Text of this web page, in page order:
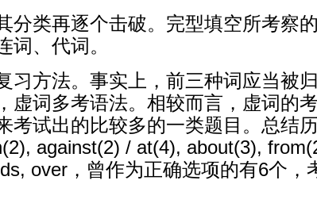
分类再逐个击破。完型填空所考察
、代词。
习方法。事实上，前三种词应当被
虚词多考语法。相较而言，虚词的
考试出的比较多的一类题目。总结
against(2) / at(4), about(3),
over，曾作为正确选项的有6个